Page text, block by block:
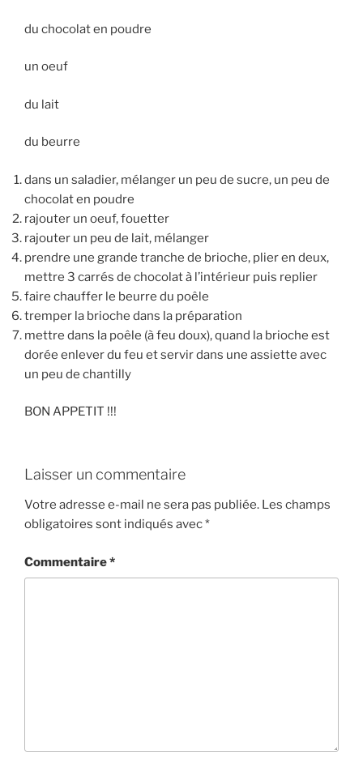
du chocolat en poudre
un oeuf
du lait
du beurre
dans un saladier, mélanger un peu de sucre, un peu de
chocolat en poudre
rajouter un oeuf, fouetter
rajouter un peu de lait, mélanger
prendre une grande tranche de brioche, plier en deux,
mettre 3 carrés de chocolat à l’intérieur puis replier
faire chauffer le beurre du poêle
tremper la brioche dans la préparation
mettre dans la poêle (à feu doux), quand la brioche est
dorée enlever du feu et servir dans une assiette avec
un peu de chantilly
BON APPETIT !!!
Laisser un commentaire
Votre adresse e-mail ne sera pas publiée. Les champs
obligatoires sont indiqués avec*
Commentaire*